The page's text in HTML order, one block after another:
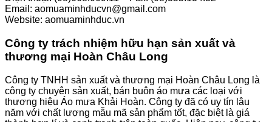
Email: aomuaminhducvn@gmail.com
Website: aomuaminhduc.vn
Công ty trách nhiệm hữu hạn sản xuất và
thương mại Hoàn Châu Long
Công ty TNHH sản xuất và thương mại Hoàn Châu Long là
công ty chuyên sản xuất, bán buôn áo mưa các loại với
thương hiệu Áo mưa Khải Hoàn. Công ty đã có uy tín lâu
năm với chất lượng mẫu mã sản phẩm tốt, đặc biệt là giá